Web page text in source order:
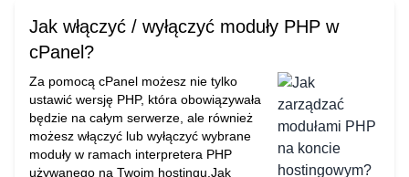
Jak włączyć / wyłączyć moduły PHP w
cPanel?
Za pomocą cPanel możesz nie tylko
ustawić wersję PHP, która obowiązywała
będzie na całym serwerze, ale również
możesz włączyć lub wyłączyć wybrane
moduły w ramach interpretera PHP
używanego na Twoim hostingu.Jak